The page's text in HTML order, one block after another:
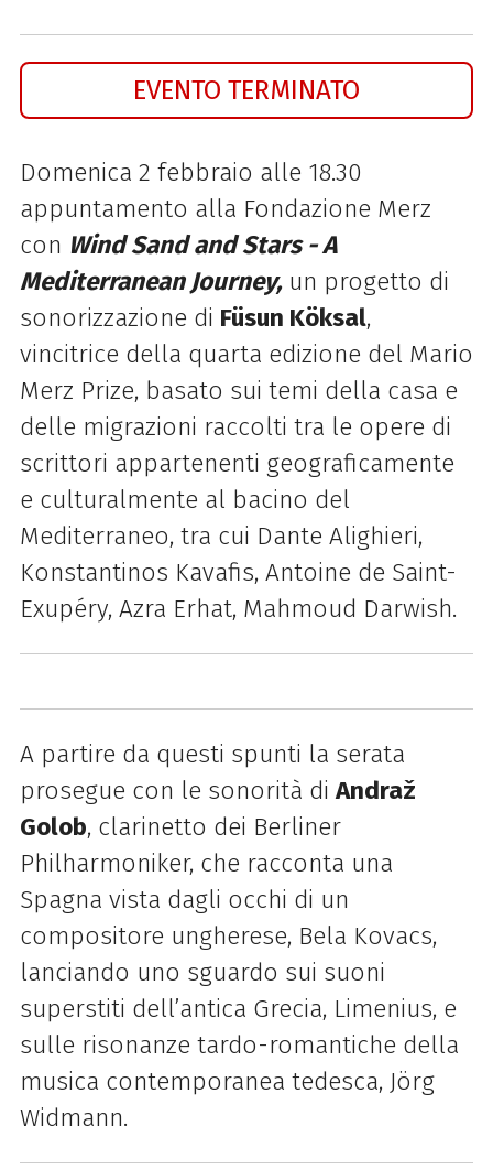
EVENTO TERMINATO
Domenica 2 febbraio alle 18.30
appuntamento alla Fondazione Merz
con Wind Sand and Stars - A
Mediterranean Journey,un progetto di
sonorizzazione di Füsun Köksal,
vincitrice della quarta edizione del Mario
Merz Prize, basato sui temi della casa e
delle migrazioni raccolti tra le opere di
scrittori appartenenti geograficamente
e culturalmente al bacino del
Mediterraneo, tra cui Dante Alighieri,
Konstantinos Kavafis, Antoine de Saint-
Exupéry, Azra Erhat, Mahmoud Darwish.
A partire da questi spunti la serata
prosegue con le sonorità di Andraž
Golob, clarinetto dei Berliner
Philharmoniker, che racconta una
Spagna vista dagli occhi di un
compositore ungherese, Bela Kovacs,
lanciando uno sguardo sui suoni
superstiti dell’antica Grecia, Limenius, e
sulle risonanze tardo-romantiche della
musica contemporanea tedesca, Jörg
Widmann.